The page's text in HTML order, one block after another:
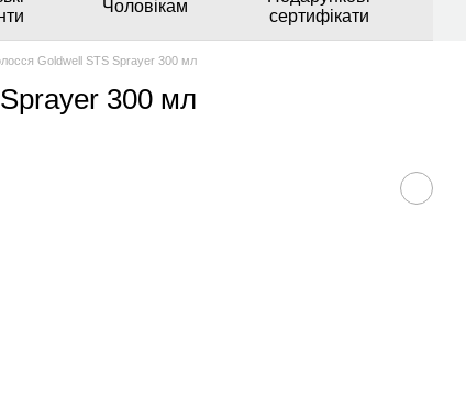
Чоловікам
сертифікати
Goldwell STS Sprayer 300 мл
300 мл